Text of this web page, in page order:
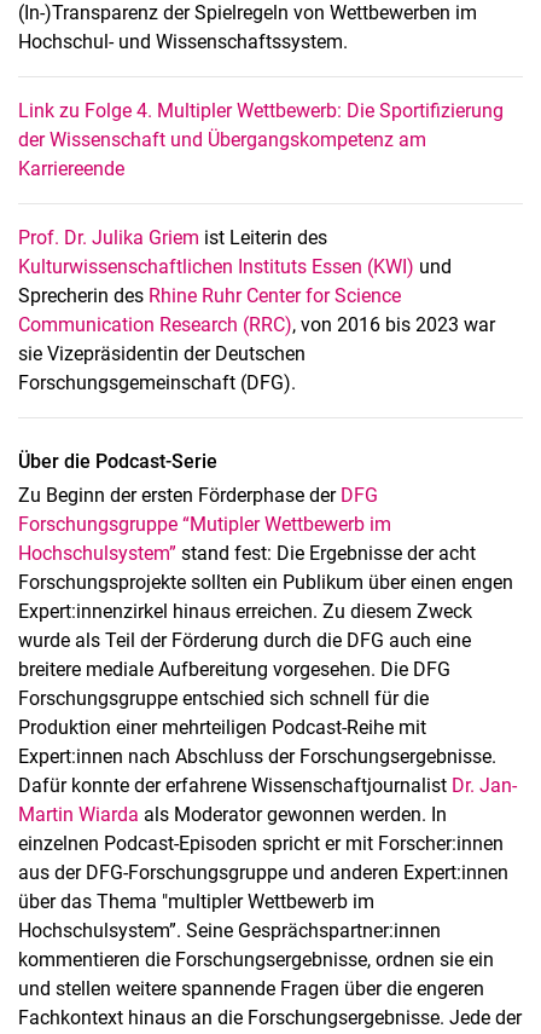
(In-)Transparenz der Spielregeln von Wettbewerben im
Hochschul- und Wissenschaftssystem.
Link zu Folge 4. Multipler Wettbewerb: Die Sportifizierung
der Wissenschaft und Übergangskompetenz am
Karriereende
Prof. Dr. Julika Griem ist Leiterin des
Kulturwissenschaftlichen Instituts Essen (KWI) und
Sprecherin des Rhine Ruhr Center for Science
Communication Research (RRC), von 2016 bis 2023 war
sie Vizepräsidentin der Deutschen
Forschungsgemeinschaft (DFG).
Über die Podcast-Serie
Zu Beginn der ersten Förderphase der DFG
Forschungsgruppe “Mutipler Wettbewerb im
Hochschulsystem” stand fest: Die Ergebnisse der acht
Forschungsprojekte sollten ein Publikum über einen engen
Expert:innenzirkel hinaus erreichen. Zu diesem Zweck
wurde als Teil der Förderung durch die DFG auch eine
breitere mediale Aufbereitung vorgesehen. Die DFG
Forschungsgruppe entschied sich schnell für die
Produktion einer mehrteiligen Podcast-Reihe mit
Expert:innen nach Abschluss der Forschungsergebnisse.
Dafür konnte der erfahrene Wissenschaftjournalist Dr. Jan-
Martin Wiarda als Moderator gewonnen werden. In
einzelnen Podcast-Episoden spricht er mit Forscher:innen
aus der DFG-Forschungsgruppe und anderen Expert:innen
über das Thema "multipler Wettbewerb im
Hochschulsystem”. Seine Gesprächspartner:innen
kommentieren die Forschungsergebnisse, ordnen sie ein
und stellen weitere spannende Fragen über die engeren
Fachkontext hinaus an die Forschungsergebnisse. Jede der